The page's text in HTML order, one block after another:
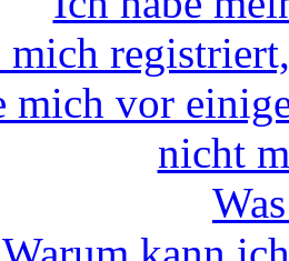
mich
mich vor
nicht